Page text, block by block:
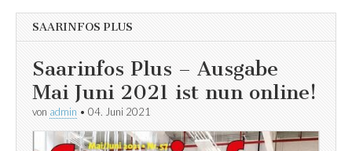
SAARINFOS PLUS
Saarinfos Plus – Ausgabe
Mai Juni 2021 ist nun online!
von admin • 04. Juni 2021